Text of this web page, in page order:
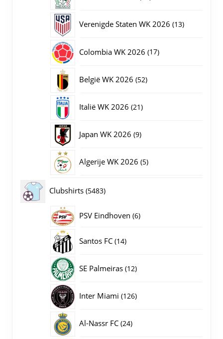
Verenigde Staten WK 2026 1313
Colombia WK 2026 1717
België WK 2026 5252
Italië WK 2026 2121
Japan WK 2026 99
Algerije WK 2026 55
Clubshirts 54835483
producten
PSV Eindhoven 66
Santos FC 1414
SE Palmeiras 1212
Inter Miami 126126
Al-Nassr FC 2424